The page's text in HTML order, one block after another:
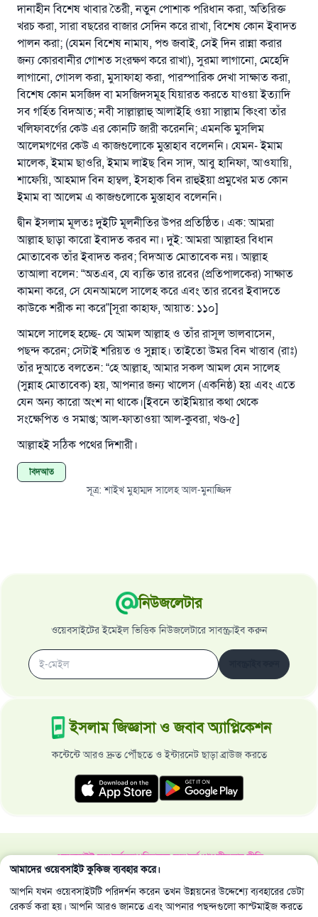
দানাহীন বিশেষ খাবার তৈরী, নতুন পোশাক পরিধান করা, অতিরিক্ত
খরচ করা, সারা বছরের বাজার সেদিন করে রাখা, বিশেষ কোন ইবাদত
পালন করা; (যেমন বিশেষ নামায, পশু জবাই, সেই দিন রান্না করার
জন্য কোরবানীর গোশত সংরক্ষণ করে রাখা), সুরমা লাগানো, মেহেদি
লাগানো, গোসল করা, মুসাফাহা করা, পারস্পারিক দেখা সাক্ষাত করা,
বিশেষ কোন মসজিদ বা মসজিদসমূহ যিয়ারত করতে যাওয়া ইত্যাদি
সব গর্হিত বিদআত; নবী সাল্লাল্লাহু আলাইহি ওয়া সাল্লাম কিংবা তাঁর
খলিফাবর্গের কেউ এর কোনটি জারী করেননি; এমনকি মুসলিম
আলেমগণের কেউ এ কাজগুলোকে মুস্তাহাব বলেননি। যেমন- ইমাম
মালেক, ইমাম ছাওরি, ইমাম লাইছ বিন সাদ, আবু হানিফা, আওযায়ি,
শাফেয়ি, আহমাদ বিন হাম্বল, ইসহাক বিন রাহুইয়া প্রমুখের মত কোন
ইমাম বা আলেম এ কাজগুলোকে মুস্তাহাব বলেননি।
দ্বীন ইসলাম মূলতঃ দুইটি মূলনীতির উপর প্রতিষ্ঠিত। এক: আমরা
আল্লাহ ছাড়া কারো ইবাদত করব না। দুই: আমরা আল্লাহর বিধান
মোতাবেক তাঁর ইবাদত করব; বিদআত মোতাবেক নয়। আল্লাহ
তাআলা বলেন: “অতএব, যে ব্যক্তি তার রবের (প্রতিপালকের) সাক্ষাত
কামনা করে, সে যেনআমলে সালেহ করে এবং তার রবের ইবাদতে
কাউকে শরীক না করে”[সূরা কাহাফ, আয়াত: ১১০]
আমলে সালেহ হচ্ছে- যে আমল আল্লাহ ও তাঁর রাসূল ভালবাসেন,
পছন্দ করেন; সেটাই শরিয়ত ও সুন্নাহ। তাইতো উমর বিন খাত্তাব (রাঃ)
তাঁর দুআতে বলতেন: “হে আল্লাহ, আমার সকল আমল যেন সালেহ
(সুন্নাহ মোতাবেক) হয়, আপনার জন্য খালেস (একনিষ্ঠ) হয় এবং এতে
যেন অন্য কারো অংশ না থাকে।[ইবনে তাইমিয়ার কথা থেকে
সংক্ষেপিত ও সমাপ্ত; আল-ফাতাওয়া আল-কুবরা, খণ্ড-৫]
আল্লাহই সঠিক পথের দিশারী।
বিদআত
সূত্র:শাইখ মুহাম্মদ সালেহ আল-মুনাজ্জিদ
নিউজলেটার
ওয়েবসাইটের ইমেইল ভিত্তিক নিউজলেটারে সাবস্ক্রাইব করুন
ইসলাম জিজ্ঞাসা ও জবাব অ্যাপ্লিকেশন
কন্টেন্টে আরও দ্রুত পৌঁছতে ও ইন্টারনেট ছাড়া ব্রাউজ করতে
ওয়েবসাইট সম্পর্কেমহাপরিচালক সম্পর্কেগোপনীয়তার নীতি
সর্বস্বত্ব ইসলাম জিজ্ঞাসা ও জবাব ওয়েবসাইট কর্তৃক সংরক্ষিত 1997-2025 ©
আমাদের ওয়েবসাইট কুকিজ ব্যবহার করে।
আপনি যখন ওয়েবসাইটটি পরিদর্শন করেন তখন উন্নয়নের উদ্দেশ্যে ব্যবহারের ডেটা
রেকর্ড করা হয়। আপনি আরও জানতে এবং আপনার পছন্দগুলো কাস্টমাইজ করতে